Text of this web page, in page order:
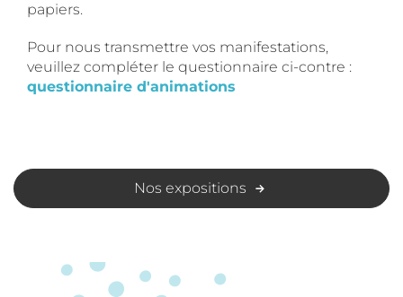
papiers.
Pour nous transmettre vos manifestations,
veuillez compléter le questionnaire ci-contre :
questionnaire d'animations
Nos expositions